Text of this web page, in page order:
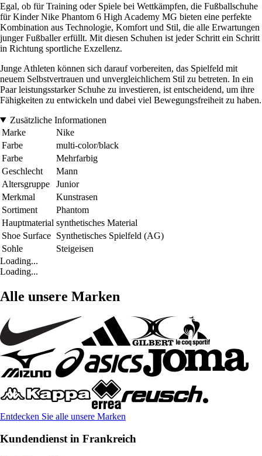
Egal, ob für Training oder Spiele bei Wettkämpfen, die Fußballschuhe
für Kinder Nike Phantom 6 High Academy MG bieten eine perfekte
Kombination aus Technologie, Komfort und Stil, die alle Erwartungen
junger Fußballer erfüllt. Mit diesen Schuhen ist jeder Schritt ein Schritt
in Richtung sportliche Exzellenz.
Junge Athleten können sich darauf vorbereiten, das Spielfeld mit
neuem Selbstvertrauen und unvergleichlichem Stil zu betreten. In ein
Paar leistungsstarker Schuhe zu investieren, ist entscheidend, um ihre
Fähigkeiten zu entwickeln und dabei viel Bewegungsfreiheit zu haben.
Zusätzliche Informationen
Marke
Nike
Farbe
multi-color/black
Farbe
Mehrfarbig
Geschlecht
Mann
Altersgruppe
Junior
Merkmal
Kunstrasen
Sortiment
Phantom
Hauptmaterial synthetisches Material
Shoe Surface Synthetisches Spielfeld (AG)
Sohle
Steigeisen
Loading...
Loading...
Alle unsere Marken
Entdecken Sie alle unsere Marken
Kundendienst in Frankreich